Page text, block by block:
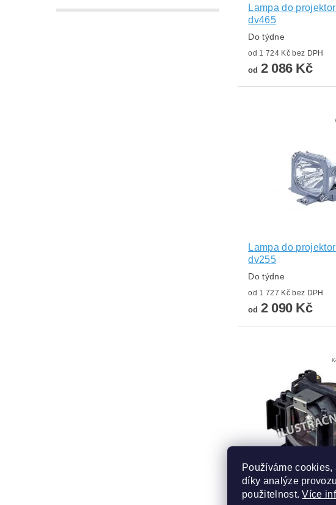
Lampa do
dv465
Do týdne
od 1 724 Kč bez DPH
od 2 086 Kč
Lampa do
dv255
Do týdne
od 1 727 Kč bez DPH
od 2 090 Kč
Lampa do
DDV 2000
Používáme
díky analýze
použitelnost.Více